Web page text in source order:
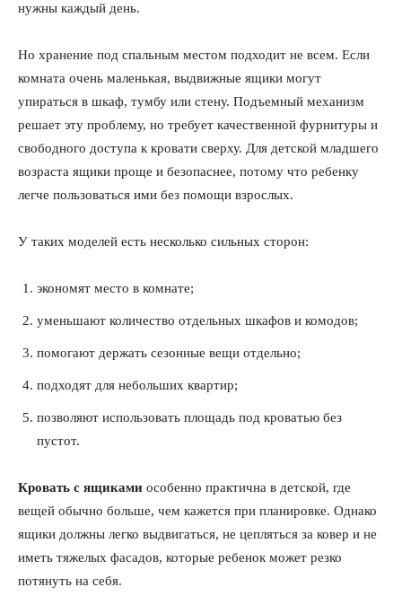
нужны каждый день.
Но хранение под спальным местом подходит не всем. Если
комната очень маленькая, выдвижные ящики могут
упираться в шкаф, тумбу или стену. Подъемный механизм
решает эту проблему, но требует качественной фурнитуры и
свободного доступа к кровати сверху. Для детской младшего
возраста ящики проще и безопаснее, потому что ребенку
легче пользоваться ими без помощи взрослых.
У таких моделей есть несколько сильных сторон:
экономят место в комнате;
уменьшают количество отдельных шкафов и комодов;
помогают держать сезонные вещи отдельно;
подходят для небольших квартир;
позволяют использовать площадь под кроватью без
пустот.
Кровать с ящиками особенно практична в детской, где
вещей обычно больше, чем кажется при планировке. Однако
ящики должны легко выдвигаться, не цепляться за ковер и не
иметь тяжелых фасадов, которые ребенок может резко
потянуть на себя.